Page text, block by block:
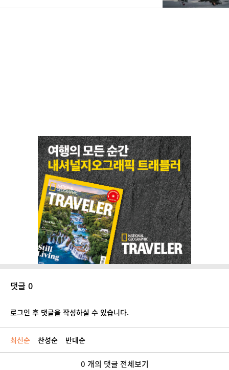
댓글 0
로그인 후 댓글을 작성하실 수 있습니다.
최신순 찬성순 반대순
0 개의 댓글 전체보기